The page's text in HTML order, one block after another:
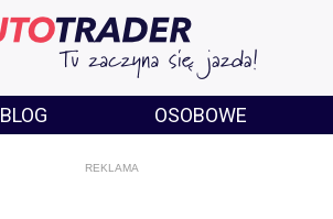
BLOG OSOBOWE
REKLAMA